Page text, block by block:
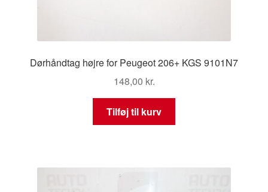
Dørhåndtag højre for Peugeot 206+ KGS 9101N7
148,00 kr.
Tilføj til kurv